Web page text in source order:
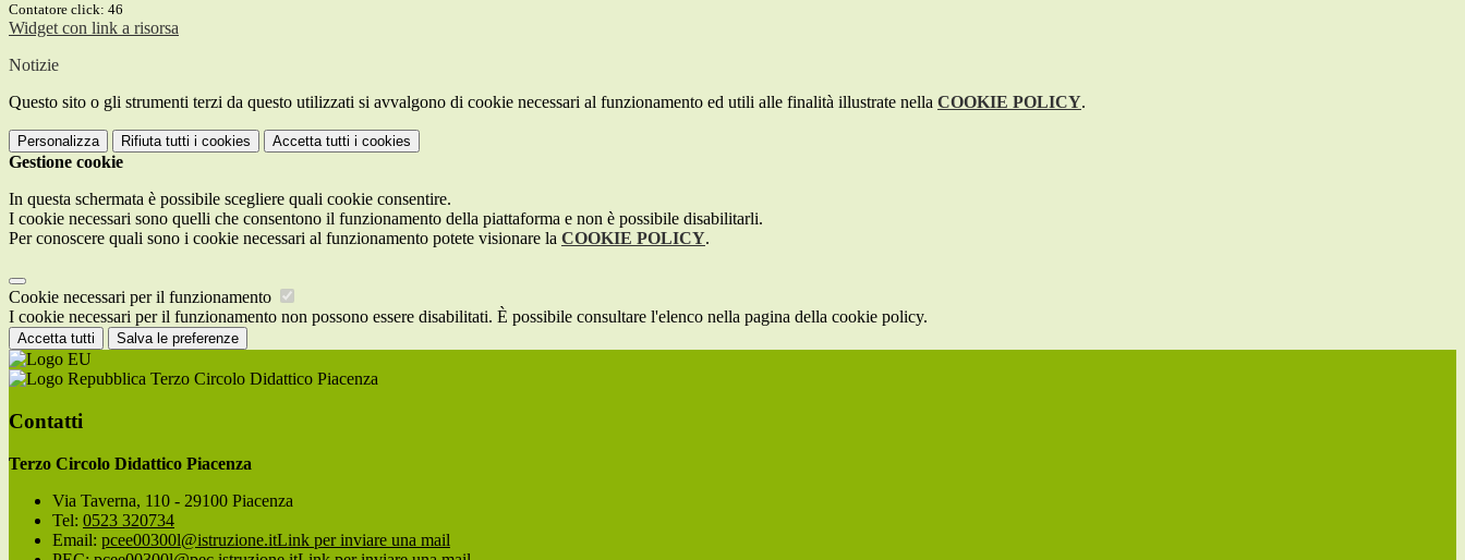
Contatore click: 46
Widget con link a risorsa
Notizie
Questo sito o gli strumenti terzi da questo utilizzati si avvalgono di cookie necessari al funzionamento ed utili alle finalità illustrate nella COOKIE POLICY.
Personalizza Rifiuta tutti i cookies Accetta tutti i cookies
Gestione cookie
In questa schermata è possibile scegliere quali cookie consentire.
I cookie necessari sono quelli che consentono il funzionamento della piattaforma e non è possibile disabilitarli.
Per conoscere quali sono i cookie necessari al funzionamento potete visionare la COOKIE POLICY.
Cookie necessari per il funzionamento
I cookie necessari per il funzionamento non possono essere disabilitati. È possibile consultare l'elenco nella pagina della cookie policy.
Accetta tutti Salva le preferenze
Terzo Circolo Didattico Piacenza
Contatti
Terzo Circolo Didattico Piacenza
Via Taverna, 110 - 29100 Piacenza
Tel: 0523 320734
Email: pcee00300l@istruzione.itLink per inviare una mail